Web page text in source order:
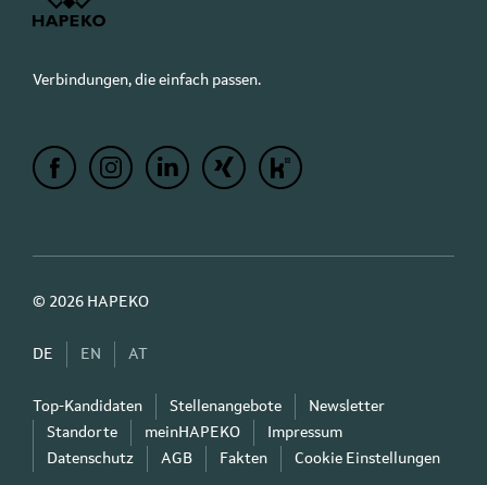
Verbindungen, die einfach passen.
© 2026 HAPEKO
DE EN AT
Top-Kandidaten Stellenangebote
Newsletter
Standorte
meinHAPEKO
Impressum
Datenschutz
AGB Fakten Cookie Einstellungen